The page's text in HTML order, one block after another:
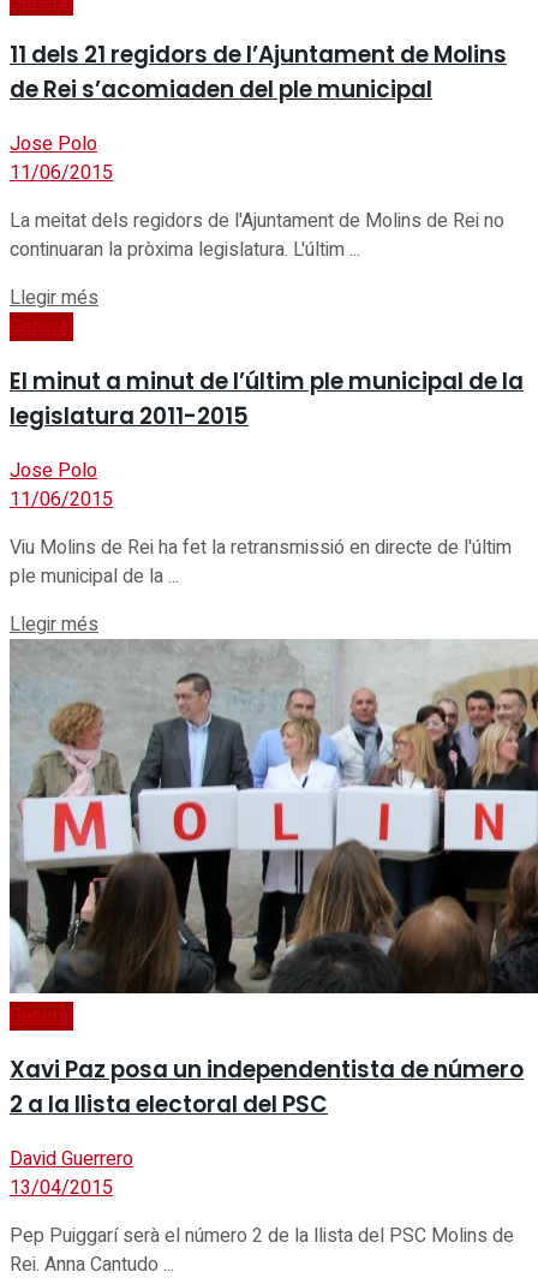
11 dels 21 regidors de l’Ajuntament de Molins
de Rei s’acomiaden del ple municipal
Jose Polo
11/06/2015
La meitat dels regidors de l'Ajuntament de Molins de Rei no
continuaran la pròxima legislatura. L'últim ...
Llegir més
General
El minut a minut de l’últim ple municipal de la
legislatura 2011-2015
Jose Polo
11/06/2015
Viu Molins de Rei ha fet la retransmissió en directe de l'últim
ple municipal de la ...
Llegir més
General
Xavi Paz posa un independentista de número
2 a la llista electoral del PSC
David Guerrero
13/04/2015
Pep Puiggarí serà el número 2 de la llista del PSC Molins de
Rei. Anna Cantudo ...